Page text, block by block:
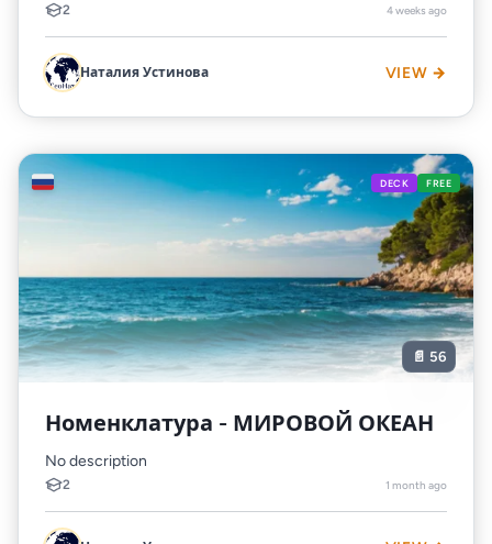
2 4 weeks ago
Наталия Устинова VIEW →
🇷🇺 DECK FREE
📄 56
Номенклатура - МИРОВОЙ ОКЕАН
No description
2 1 month ago